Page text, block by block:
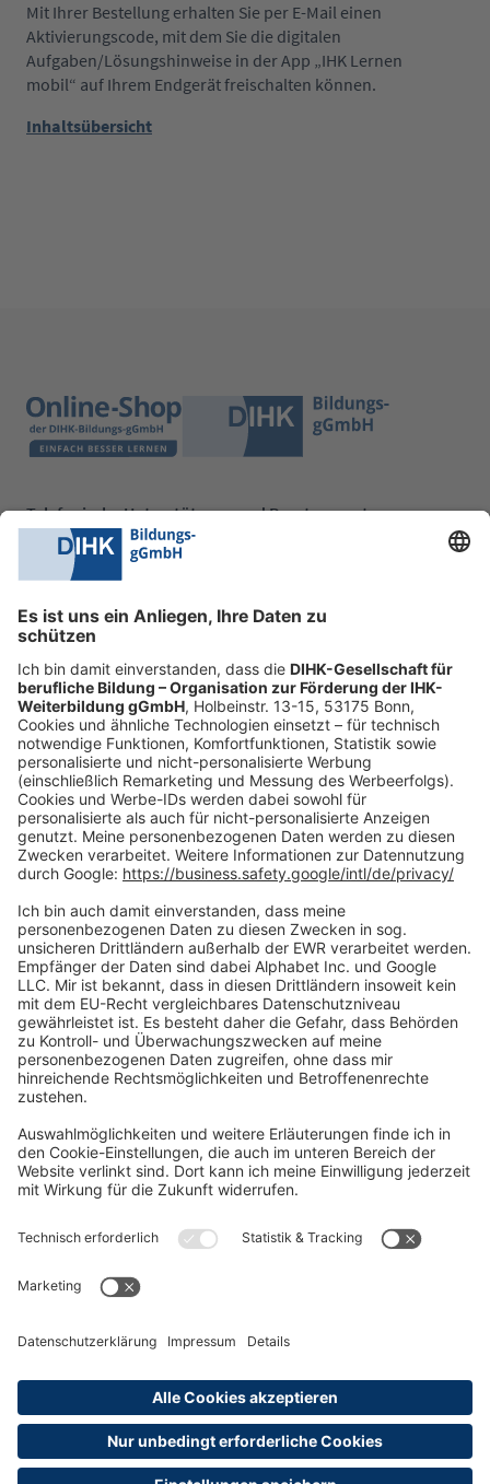
Mit Ihrer Bestellung erhalten Sie per E-Mail einen
Aktivierungscode, mit dem Sie die digitalen
Aufgaben/Lösungshinweise in der App „IHK Lernen
mobil“ auf Ihrem Endgerät freischalten können.
Inhaltsübersicht
Telefonische Unterstützung und Beratung unter:
0228 6205 205
Fr.:
09:00-14:00 Uhr
shop@dihk-bildung.shop
Vertrag widerrufen
Zahlungsarten
Social Media
Oft Gesucht
Rund um die Prüfung
Datenschutzerklärung
Widerrufsrecht
Versandinformationen
Erklärung zur Barrierefreiheit
Abonnements hier kündigen
Cookie-Einstellungen